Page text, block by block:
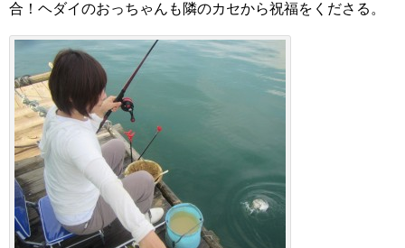
合！ヘダイのおっちゃんも隣のカセから祝福をくださる。